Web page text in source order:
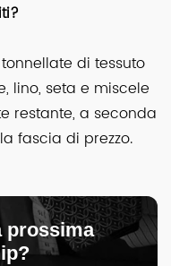
di tessuto
lino, seta e miscele
restante, a seconda
fascia di prezzo.
prossima